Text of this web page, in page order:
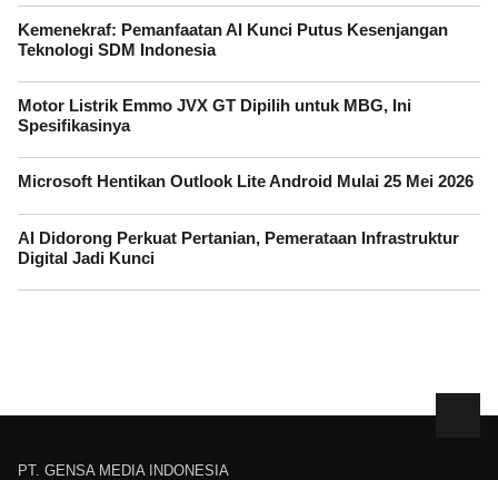
Kemenekraf: Pemanfaatan AI Kunci Putus Kesenjangan
Teknologi SDM Indonesia
Motor Listrik Emmo JVX GT Dipilih untuk MBG, Ini
Spesifikasinya
Microsoft Hentikan Outlook Lite Android Mulai 25 Mei 2026
AI Didorong Perkuat Pertanian, Pemerataan Infrastruktur
Digital Jadi Kunci
PT. GENSA MEDIA INDONESIA